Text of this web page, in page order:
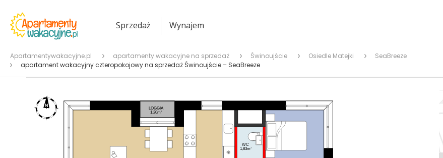
Sprzedaż Wynajem
Apartamentywakacyjne.pl apartamenty wakacyjne na sprzedaż Świnoujście Osiedle Matejki
SeaBreeze
apartament wakacyjny czteropokojowy na sprzedaż Świnoujście – SeaBreeze
WC
1,83m2
LOGGIA
1,20m2